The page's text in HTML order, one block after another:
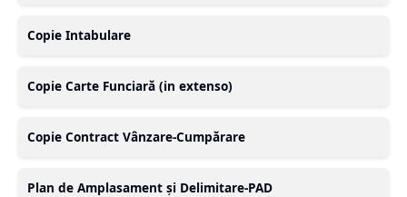
Copie Intabulare
Copie Carte Funciară (in extenso)
Copie Contract Vânzare-Cumpărare
Plan de Amplasament și Delimitare-PAD